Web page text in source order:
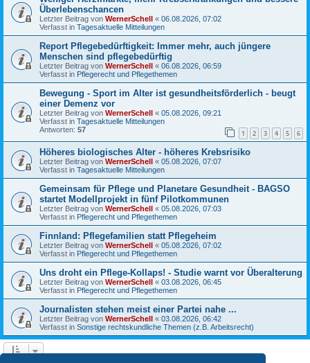
Überlebenschancen
Letzter Beitrag von WernerSchell « 06.08.2026, 07:02
Verfasst in Tagesaktuelle Mitteilungen
Report Pflegebedürftigkeit: Immer mehr, auch jüngere
Menschen sind pflegebedürftig
Letzter Beitrag von WernerSchell « 06.08.2026, 06:59
Verfasst in Pflegerecht und Pflegethemen
Bewegung - Sport im Alter ist gesundheitsförderlich - beugt
einer Demenz vor
Letzter Beitrag von WernerSchell « 05.08.2026, 09:21
Verfasst in Tagesaktuelle Mitteilungen
Antworten: 57 1 2 3 4 5 6
Höheres biologisches Alter - höheres Krebsrisiko
Letzter Beitrag von WernerSchell « 05.08.2026, 07:07
Verfasst in Tagesaktuelle Mitteilungen
Gemeinsam für Pflege und Planetare Gesundheit - BAGSO
startet Modellprojekt in fünf Pilotkommunen
Letzter Beitrag von WernerSchell « 05.08.2026, 07:03
Verfasst in Pflegerecht und Pflegethemen
Finnland: Pflegefamilien statt Pflegeheim
Letzter Beitrag von WernerSchell « 05.08.2026, 07:02
Verfasst in Pflegerecht und Pflegethemen
Uns droht ein Pflege-Kollaps! - Studie warnt vor Überalterung
Letzter Beitrag von WernerSchell « 03.08.2026, 06:45
Verfasst in Pflegerecht und Pflegethemen
Journalisten stehen meist einer Partei nahe ...
Letzter Beitrag von WernerSchell « 03.08.2026, 06:42
Verfasst in Sonstige rechtskundliche Themen (z.B. Arbeitsrecht)